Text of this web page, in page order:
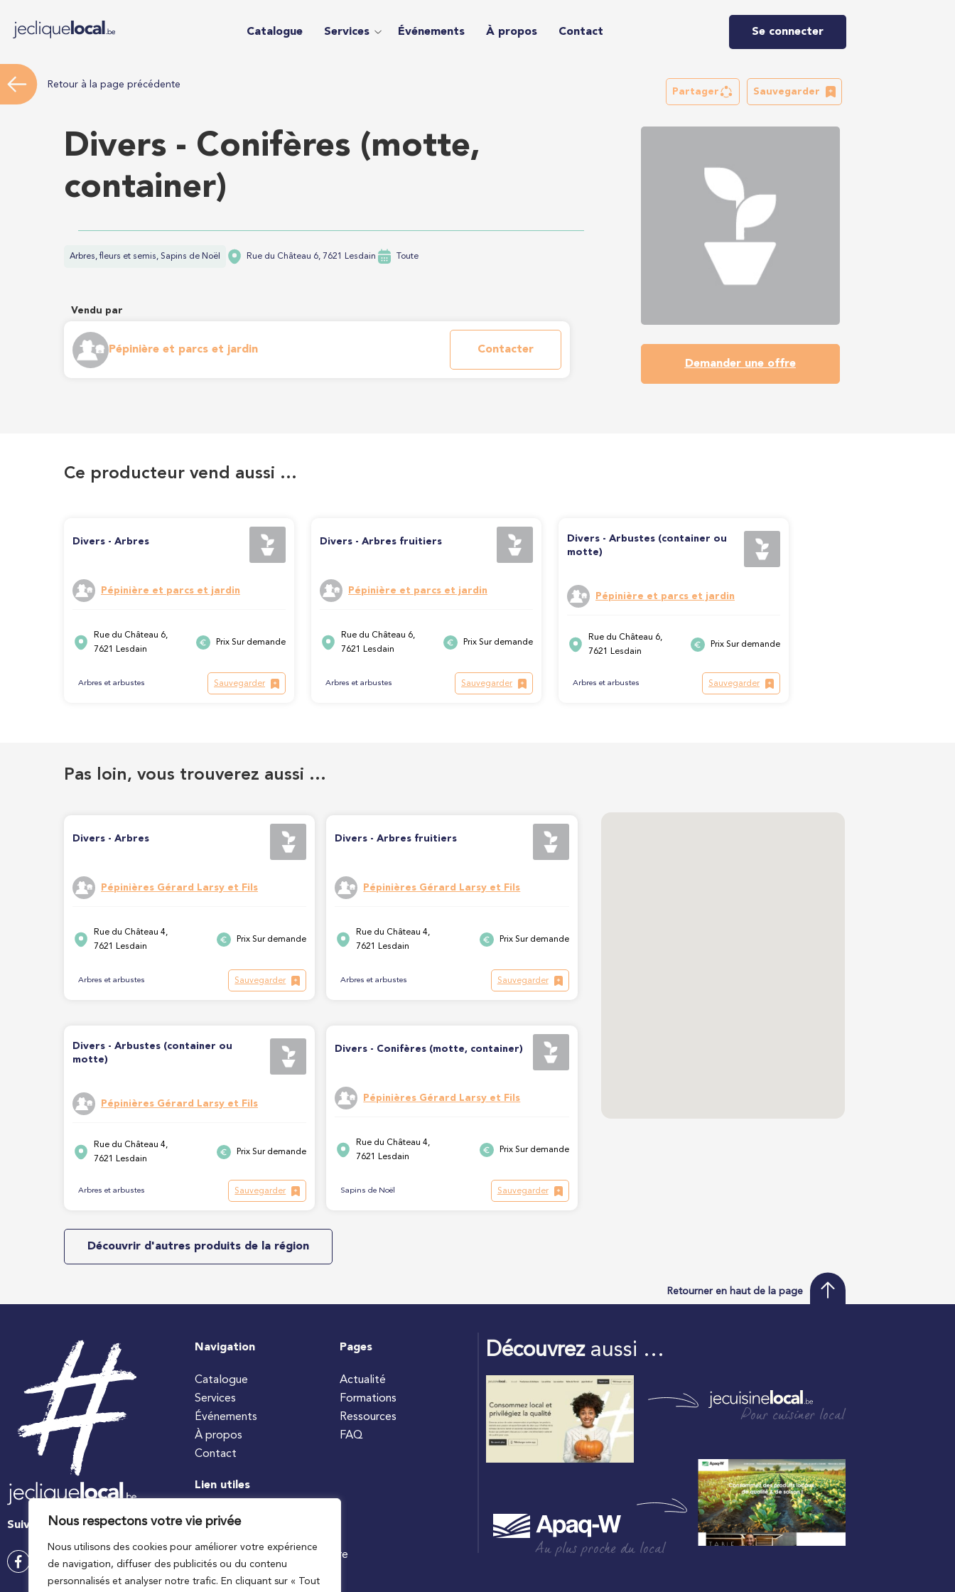
Nous respectons votre vie privée
Nous utilisons des cookies pour améliorer votre expérience
de navigation, diffuser des publicités ou du contenu
personnalisés et analyser notre trafic. En cliquant sur « Tout
Catalogue Services Événements À propos Contact Se connecter
Retour à la page précédente
Partager Sauvegarder
Divers - Conifères (motte,
container)
Arbres, fleurs et semis, Sapins de Noël Rue du Château 6, 7621 Lesdain Toute
Vendu par
Pépinière et parcs et jardin
Contacter
Demander une offre
Ce producteur vend aussi …
Divers - Arbres
Pépinière et parcs et jardin
Rue du Château 6,
7621 Lesdain
Prix Sur demande
Arbres et arbustes Sauvegarder
Divers - Arbres fruitiers
Pépinière et parcs et jardin
Rue du Château 6,
7621 Lesdain
Prix Sur demande
Arbres et arbustes Sauvegarder
Divers - Arbustes (container ou
motte)
Pépinière et parcs et jardin
Rue du Château 6,
7621 Lesdain
Prix Sur demande
Arbres et arbustes Sauvegarder
Pas loin, vous trouverez aussi …
Divers - Arbres
Pépinières Gérard Larsy et Fils
Rue du Château 4,
7621 Lesdain
Prix Sur demande
Arbres et arbustes Sauvegarder
Divers - Arbres fruitiers
Pépinières Gérard Larsy et Fils
Rue du Château 4,
7621 Lesdain
Prix Sur demande
Arbres et arbustes Sauvegarder
Divers - Arbustes (container ou
motte)
Pépinières Gérard Larsy et Fils
Rue du Château 4,
7621 Lesdain
Prix Sur demande
Arbres et arbustes Sauvegarder
Divers - Conifères (motte, container)
Pépinières Gérard Larsy et Fils
Rue du Château 4,
7621 Lesdain
Prix Sur demande
Sapins de Noël Sauvegarder
Découvrir d'autres produits de la région
Retourner en haut de la page
Suivez-nous
Navigation
Catalogue
Services
Événements
À propos
Contact
Pages
Actualité
Formations
Ressources
FAQ
Lien utiles
#jecuisinelocal
Ministre wallon de l’agriculture
Découvrezaussi …
Pour cuisiner local
Au plus proche du local